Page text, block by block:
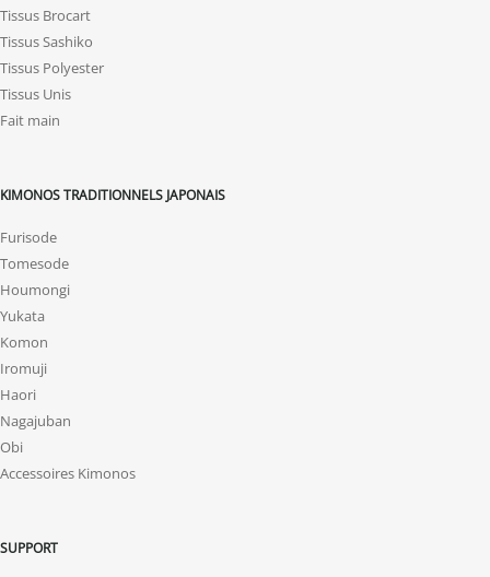
Tissus Brocart
Tissus Sashiko
Tissus Polyester
Tissus Unis
Fait main
KIMONOS TRADITIONNELS JAPONAIS
Furisode
Tomesode
Houmongi
Yukata
Komon
Iromuji
Haori
Nagajuban
Obi
Accessoires Kimonos
SUPPORT